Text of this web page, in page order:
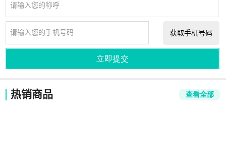
请输入您的称呼
请输入您的手机号码 获取手机号码
立即提交
热销商品 查看全部